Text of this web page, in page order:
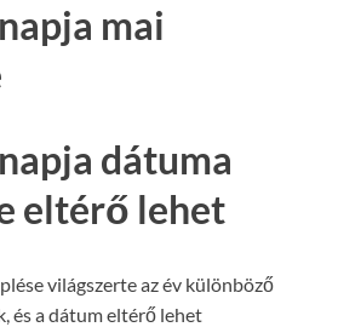
mai
dátuma
eltérő lehet
világszerte az év különböző
és a dátum eltérő lehet